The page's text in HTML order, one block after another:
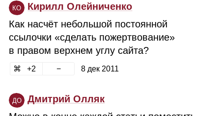
КО
Кирилл Олейниченко
Как насчёт небольшой постоянной
ссылочки «сделать пожертвование»
в правом верхнем углу сайта?
2 8 дек 2011
ДО
Дмитрий Олляк